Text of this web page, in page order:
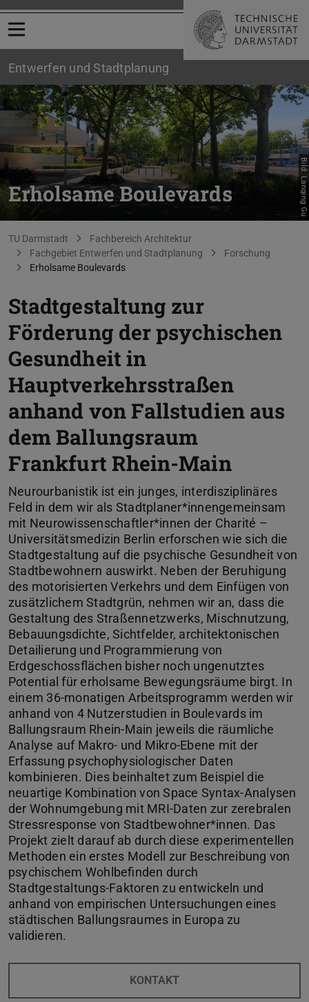
Menü öffnen
Entwerfen und Stadtplanung
Erholsame Boulevards Bild: Lanqing Gu
Sie befinden sich hier:
TU Darmstadt
Fachbereich Architektur
Fachgebiet Entwerfen und Stadtplanung
Forschung
Erholsame Boulevards
Stadtgestaltung zur
Förderung der psychischen
Gesundheit in
Hauptverkehrsstraßen
anhand von Fallstudien aus
dem Ballungsraum
Frankfurt Rhein-Main
Neurourbanistik ist ein junges, interdisziplinäres
Feld in dem wir als Stadtplaner*innengemeinsam
mit Neurowissenschaftler*innen der Charité –
Universitätsmedizin Berlin erforschen wie sich die
Stadtgestaltung auf die psychische Gesundheit von
Stadtbewohnern auswirkt. Neben der Beruhigung
des motorisierten Verkehrs und dem Einfügen von
zusätzlichem Stadtgrün, nehmen wir an, dass die
Gestaltung des Straßennetzwerks, Mischnutzung,
Bebauungsdichte, Sichtfelder, architektonischen
Detailierung und Programmierung von
Erdgeschossflächen bisher noch ungenutztes
Potential für erholsame Bewegungsräume birgt. In
einem 36-monatigen Arbeitsprogramm werden wir
anhand von 4 Nutzerstudien in Boulevards im
Ballungsraum Rhein-Main jeweils die räumliche
Analyse auf Makro- und Mikro-Ebene mit der
Erfassung psychophysiologischer Daten
kombinieren. Dies beinhaltet zum Beispiel die
neuartige Kombination von Space Syntax-Analysen
der Wohnumgebung mit MRI-Daten zur zerebralen
Stressresponse von Stadtbewohner*innen. Das
Projekt zielt darauf ab durch diese experimentellen
Methoden ein erstes Modell zur Beschreibung von
psychischem Wohlbefinden durch
Stadtgestaltungs-Faktoren zu entwickeln und
anhand von empirischen Untersuchungen eines
städtischen Ballungsraumes in Europa zu
validieren.
KONTAKT